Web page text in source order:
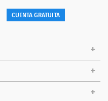
CUENTA GRATUITA